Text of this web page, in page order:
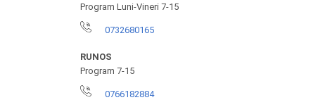
Program Luni-Vineri 7-15
0732680165
RUNOS
Program 7-15
0766182884